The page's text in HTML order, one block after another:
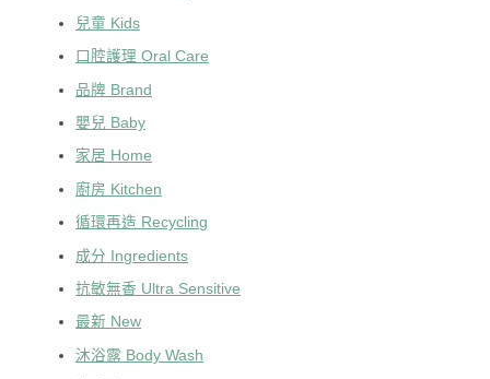
兒童 Kids
口腔護理 Oral Care
品牌 Brand
嬰兒 Baby
家居 Home
廚房 Kitchen
循環再造 Recycling
成分 Ingredients
抗敏無香 Ultra Sensitive
最新 New
沐浴露 Body Wash